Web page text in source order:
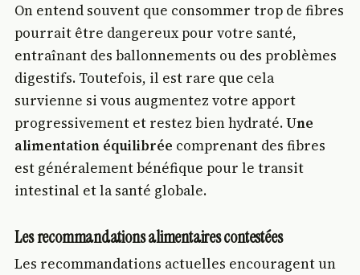
On entend souvent que consommer trop de fibres
pourrait être dangereux pour votre santé,
entraînant des ballonnements ou des problèmes
digestifs. Toutefois, il est rare que cela
survienne si vous augmentez votre apport
progressivement et restez bien hydraté.Une
alimentation équilibrée comprenant des fibres
est généralement bénéfique pour le transit
intestinal et la santé globale.
Les recommandations alimentaires contestées
Les recommandations actuelles encouragent un